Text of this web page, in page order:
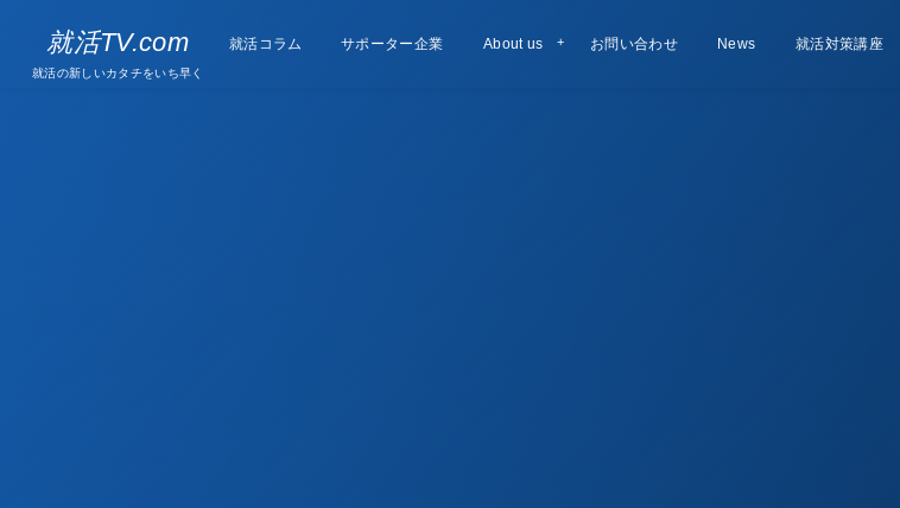
就活TV.com
就活の新しいカタチをいち早く
就活コラム
Column サポーター企業
Supporter
companies
About us お問い合わせ
Contact News
お知らせ 就活対策講座
Lesson